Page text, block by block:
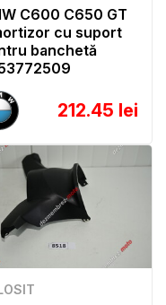
C600 C650 GT
cu suport
banchetă
212.45 lei